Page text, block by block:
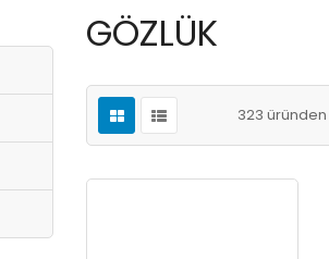
GÖZLÜK
323 üründen